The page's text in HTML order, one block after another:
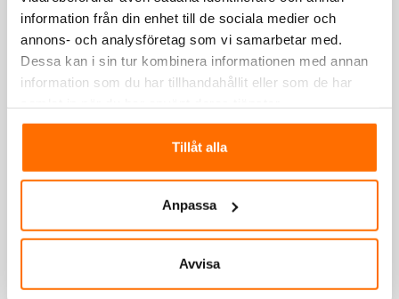
information från din enhet till de sociala medier och
annons- och analysföretag som vi samarbetar med.
Dessa kan i sin tur kombinera informationen med annan
information som du har tillhandahållit eller som de har
Tillåt alla
Anpassa
Avvisa
Totalvikt Ca 2,4 ton